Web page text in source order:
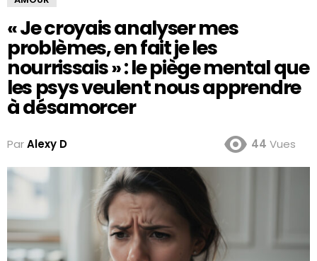
« Je croyais analyser mes
problèmes, en fait je les
nourrissais » : le piège mental que
les psys veulent nous apprendre
à désamorcer
ParAlexy D 44 Vues